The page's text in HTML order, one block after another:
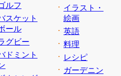
ルフ
スケット
ール
グビー
ドミント
イラスト・
絵画
英語
料理
レシピ
ガーデニン